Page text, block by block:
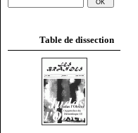
Table de dissection